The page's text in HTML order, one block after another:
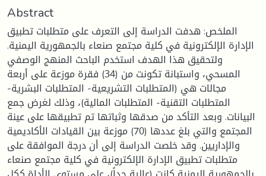
Abstract
الملخص: هدفت الدراسة إلى التعرف على متطلبات تطبيق
الإدارة الإلكترونية في كلية مجتمع صنعاء بالجمهورية اليمنية.
ولتحقيق هذا الهدف استخدم الباحث المنهج الوصفي
المسحي، واستبانة تكونت من (34) فقرة موزعة على أربعة
مجالات هي (المتطلبات التشريعية- المتطلبات البشرية-
المتطلبات التقنية- المتطلبات المالية)، وذلك لغرض جمع
البيانات. وبعد التأكد من صدقها وثباتها تم تطبيقها على عينة
المجتمع والتي بلغ عددها (70) موزعة بين القيادات الأكاديمية
والإداريين. وقد خلصت الدراسة إلى أن درجة الموافقة على
متطلبات تطبيق الإدارة الإلكترونية في كلية مجتمع صنعاء